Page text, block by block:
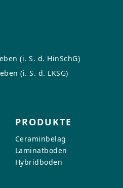
(i. S. d. HinSchG)
(i. S. d. LKSG)
PRODUKTE
Ceraminbelag
Laminatboden
Hybridboden